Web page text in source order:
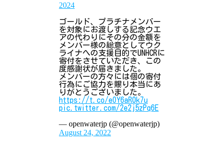
2024
ゴールド、プラチナメンバー
を対象にお渡しする記念ウエ
アの代わりにその分の金額を
メンバー様の総意としてウク
ライナへの支援目的でUNHCRに
寄付をさせていただき、この
度感謝状が届きました。
メンバーの方々には個の寄付
行為にご協力を賜り本当にあ
りがとうございました。
https://t.co/eOY6aR0k7u
pic.twitter.com/2e2j5zPq6E
— openwaterjp (@openwaterjp)
August 24, 2022